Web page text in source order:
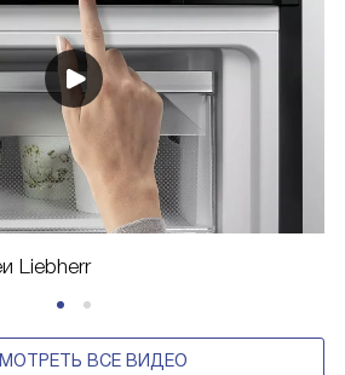
Liebherr
ВСЕ ВИДЕО